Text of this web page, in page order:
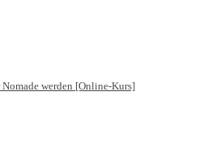
werden [Online-Kurs]